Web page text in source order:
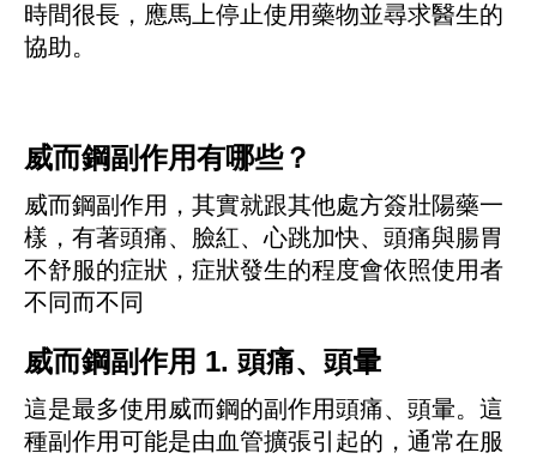
時間很長，應馬上停止使用藥物並尋求醫生的
協助。
威而鋼副作用有哪些？
威而鋼副作用，其實就跟其他處方簽壯陽藥一
樣，有著頭痛、臉紅、心跳加快、頭痛與腸胃
不舒服的症狀，症狀發生的程度會依照使用者
不同而不同
威而鋼副作用 1. 頭痛、頭暈
這是最多使用威而鋼的副作用頭痛、頭暈。這
種副作用可能是由血管擴張引起的，通常在服